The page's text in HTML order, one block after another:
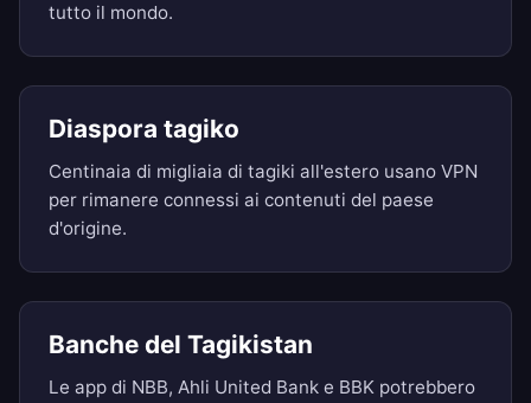
tutto il mondo.
Diaspora tagiko
Centinaia di migliaia di tagiki all'estero usano VPN
per rimanere connessi ai contenuti del paese
d'origine.
Banche del Tagikistan
Le app di NBB, Ahli United Bank e BBK potrebbero